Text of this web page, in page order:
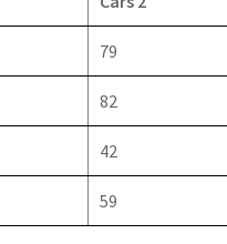
79
82
42
59